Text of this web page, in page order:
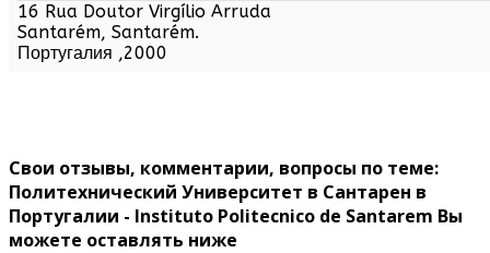
16 Rua Doutor Virgílio Arruda
Santarém, Santarém.
Португалия ,2000
Свои отзывы, комментарии, вопросы по теме:
Политехнический Университет в Сантарен в
Португалии - Instituto Politecnico de Santarem Вы
можете оставлять ниже